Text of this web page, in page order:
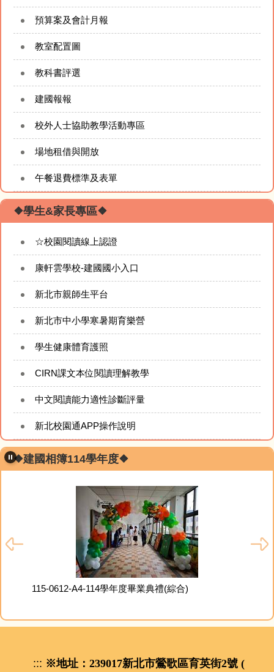
預算案及會計月報
教室配置圖
教科書評選
建國報報
校外人士協助教學活動專區
場地租借與開放
午餐退費標準及表單
❖學生&家長專區❖
☆校園閱讀線上認證
康軒雲學校-建國國小入口
新北市親師生平台
新北市中小學寒暑期育樂營
學生健康體育護照
CIRN課文本位閱讀理解教學
中文閱讀能力適性診斷評量
新北校園通APP操作說明
❖建國相簿114學年度❖
115-0612-A4-114學年度畢業典禮(綜合)
::: ※地址：239017新北市鶯歌區育英街2號 (